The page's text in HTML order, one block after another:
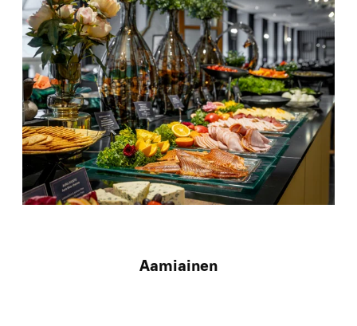
Aamiainen